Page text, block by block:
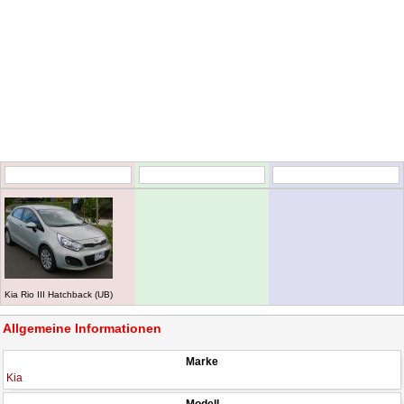
Kia Rio III Hatchback (UB)
Allgemeine Informationen
Marke
Kia